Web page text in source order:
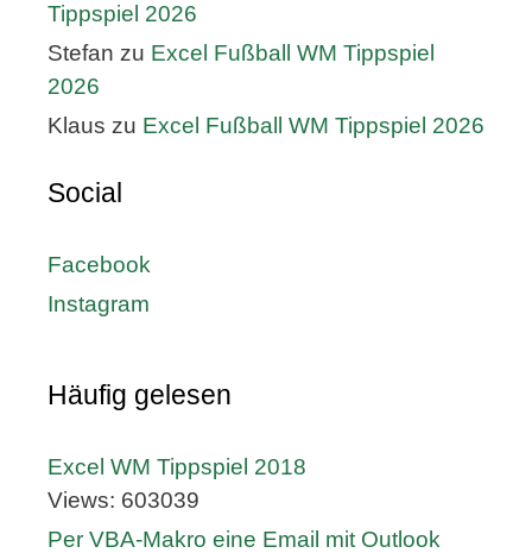
Tippspiel 2026
Stefan zu Excel Fußball WM Tippspiel
2026
Klaus zu Excel Fußball WM Tippspiel 2026
Social
Facebook
Instagram
Häufig gelesen
Excel WM Tippspiel 2018
Views: 603039
Per VBA-Makro eine Email mit Outlook